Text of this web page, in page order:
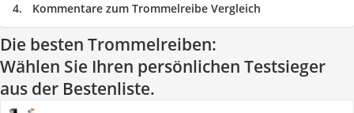
Kommentare zum Trommelreibe Vergleich
Die besten Trommelreiben:
Wählen Sie Ihren persönlichen Testsieger
aus der Bestenliste.